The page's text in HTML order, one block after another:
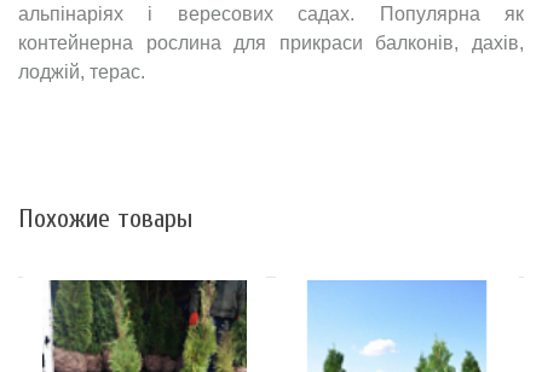
альпінаріях і вересових садах. Популярна як
контейнерна рослина для прикраси балконів, дахів,
лоджій, терас.
Похожие товары